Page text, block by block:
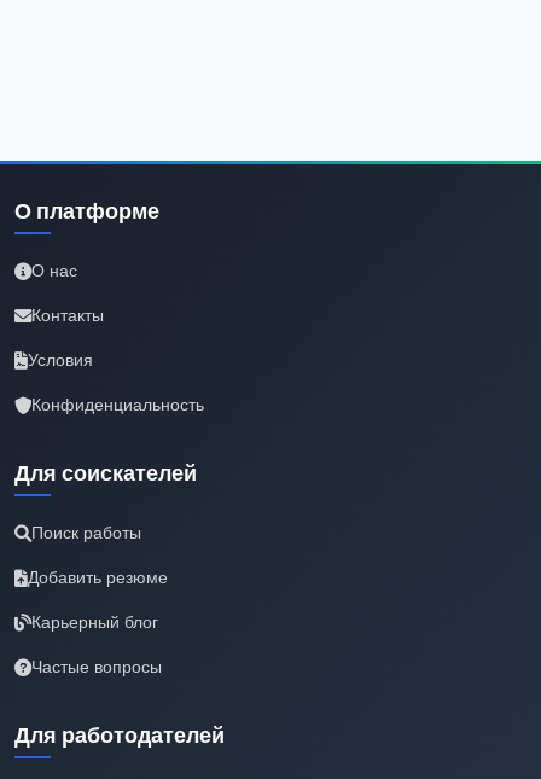
О платформе
О нас
Контакты
Условия
Конфиденциальность
Для соискателей
Поиск работы
Добавить резюме
Карьерный блог
Частые вопросы
Для работодателей